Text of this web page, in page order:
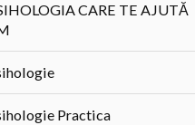
CARE TE AJUTĂ
Practica